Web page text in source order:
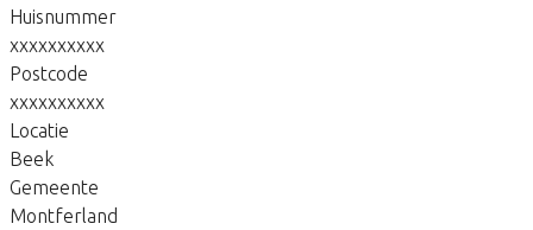
Huisnummer
xxxxxxxxxx
Postcode
xxxxxxxxxx
Locatie
Beek
Gemeente
Montferland